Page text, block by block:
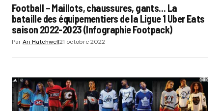
Football – Maillots, chaussures, gants… La
bataille des équipementiers de la Ligue 1 Uber Eats
saison 2022-2023 (Infographie Footpack)
ParAri Hatchwell21 octobre 2022